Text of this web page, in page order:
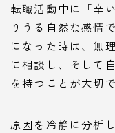
転職活動中に「辛
りうる自然な感情
になった時は、無
に相談し、そして
を持つことが大切で
原因を冷静に分析